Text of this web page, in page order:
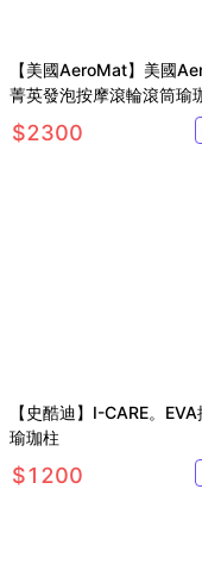
【美國AeroMat】美國
菁英發泡按摩滾輪滾筒瑜
$2300
【史酷迪】I-CARE。
瑜珈柱
$1200